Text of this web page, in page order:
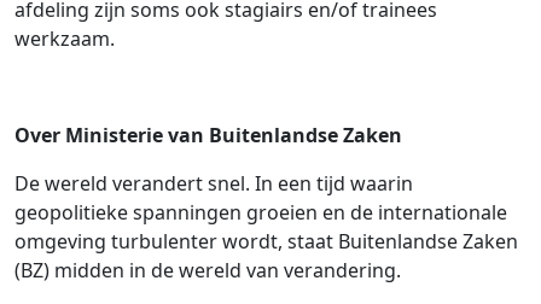
afdeling zijn soms ook stagiairs en/of trainees
werkzaam.
Over Ministerie van Buitenlandse Zaken
De wereld verandert snel. In een tijd waarin
geopolitieke spanningen groeien en de internationale
omgeving turbulenter wordt, staat Buitenlandse Zaken
(BZ) midden in de wereld van verandering.